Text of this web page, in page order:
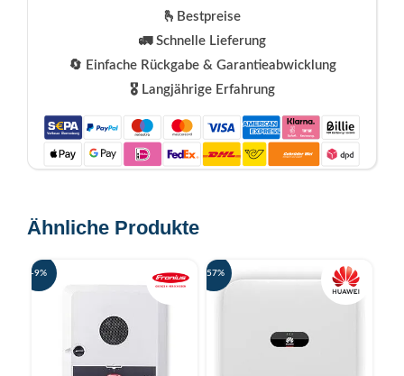
🫰Bestpreise
🚛 Schnelle Lieferung
🔄 Einfache Rückgabe & Garantieabwicklung
🎖️ Langjährige Erfahrung
Ähnliche Produkte
-9% -57%